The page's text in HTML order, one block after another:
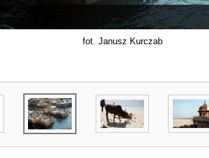
fot. Janusz Kurczab